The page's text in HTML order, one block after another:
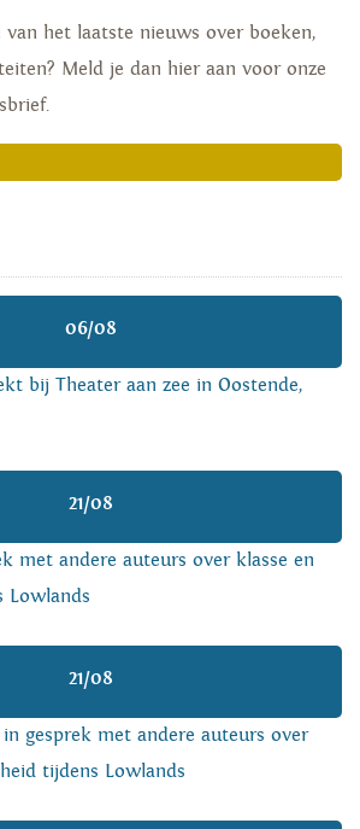
het laatste nieuws over boeken,
Meld je dan hier aan voor onze
06/08
bij Theater aan zee in Oostende,
21/08
met andere auteurs over klasse en
Lowlands
21/08
gesprek met andere auteurs over
tijdens Lowlands